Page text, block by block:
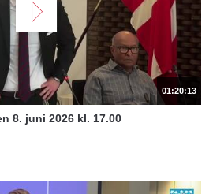
01:20:13
8. juni 2026 kl. 17.00